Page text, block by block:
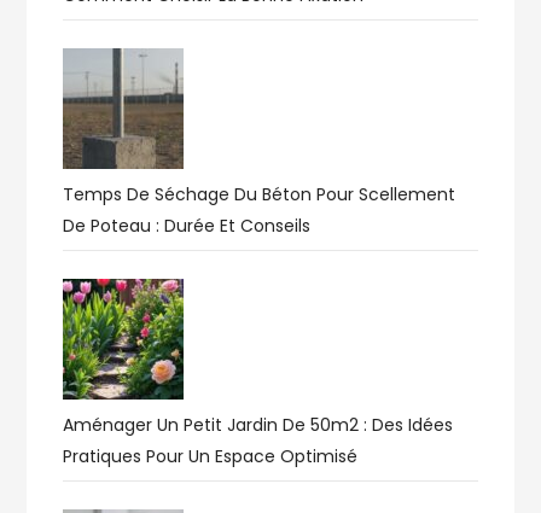
Temps De Séchage Du Béton Pour Scellement
De Poteau : Durée Et Conseils
Aménager Un Petit Jardin De 50m2 : Des Idées
Pratiques Pour Un Espace Optimisé